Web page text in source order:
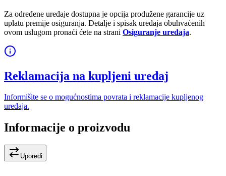
Za određene uređaje dostupna je opcija produžene garancije uz
uplatu premije osiguranja. Detalje i spisak uređaja obuhvaćenih
ovom uslugom pronaći ćete na strani Osiguranje uređaja.
Reklamacija na kupljeni uređaj
Informišite se o mogućnostima povrata i reklamacije kupljenog
uređaja.
Informacije o proizvodu
Uporedi